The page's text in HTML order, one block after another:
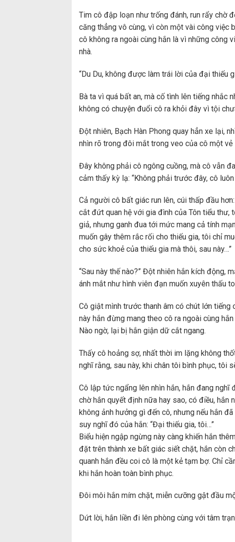
Tim cô đập loạn như trống đánh, run rẩy chờ
căng thẳng vô cùng, vì còn một vài công việc
cô không ra ngoài cùng hắn là vì những công
nhà.
“Du Du, không được làm trái lời của đại thiếu
Bà ta vì quá bất an, mà cố tình lên tiếng nhắc
không có chuyện đuổi cô ra khỏi đây vì tội
Đột nhiên, Bạch Hàn Phong quay hẳn xe lại,
nhìn rõ trong đôi mắt trong veo của cô một
Đây không phải cô ngông cuồng, mà cô vẫn
cảm thấy kỳ lạ: “Không phải trước đây, cô
Cả người cô bất giác run lên, cúi thấp đầu
cắt đứt quan hệ với gia đình của Tôn tiểu thư,
giả, nhưng ganh đua tới mức mang cả tính
muốn gây thêm rắc rối cho thiếu gia, tôi chỉ
cho sức khoẻ của thiếu gia mà thôi, sau này…”
“Sau này thế nào?” Đột nhiên hắn kích động,
ánh mắt như hình viên đạn muốn xuyên thấu
Cô giật mình trước thanh âm có chút lớn
này hắn đừng mang theo cô ra ngoài cùng
Nào ngờ, lại bị hắn giận dữ cắt ngang.
Thấy cô hoảng sợ, nhất thời im lặng không
nghĩ rằng, sau này, khi chân tôi bình phục, tôi
Cô lập tức ngẩng lên nhìn hắn, hắn đang nghĩ
chờ hắn quyết định nữa hay sao, có điều,
không ảnh hưởng gì đến cô, nhưng nếu hắn
suy nghĩ đó của hắn: “Đại thiếu gia, tôi…”
Biểu hiện ngập ngừng này càng khiến hắn
đặt trên thành xe bất giác siết chặt, hắn còn
quanh hắn đều coi cô là một kẻ tạm bợ. Chỉ
khi hắn hoàn toàn bình phục.
Đôi môi hắn mím chặt, miễn cưỡng gật đầu
Dứt lời, hắn liền đi lên phòng cùng với tâm